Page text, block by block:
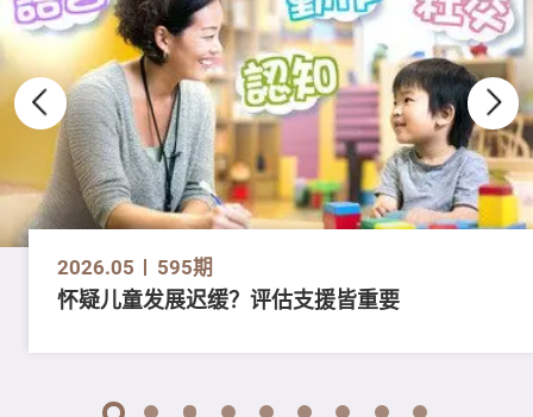
2026.05 595期
怀疑儿童发展迟缓？评估支援皆重要